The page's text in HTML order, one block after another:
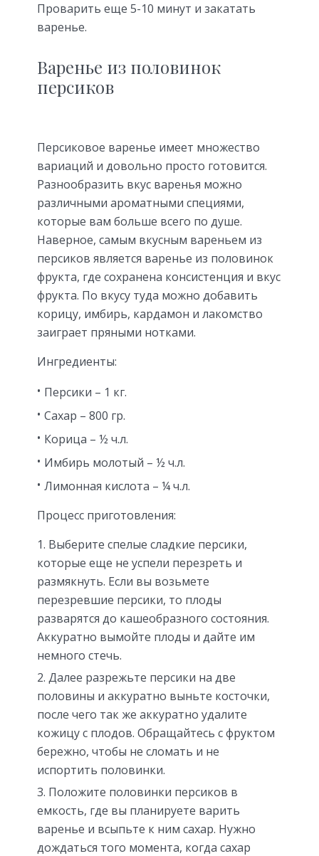
Проварить еще 5-10 минут и закатать
варенье.
Варенье из половинок
персиков
Персиковое варенье имеет множество
вариаций и довольно просто готовится.
Разнообразить вкус варенья можно
различными ароматными специями,
которые вам больше всего по душе.
Наверное, самым вкусным вареньем из
персиков является варенье из половинок
фрукта, где сохранена консистенция и вкус
фрукта. По вкусу туда можно добавить
корицу, имбирь, кардамон и лакомство
заиграет пряными нотками.
Ингредиенты:
Персики – 1 кг.
Сахар – 800 гр.
Корица – ½ ч.л.
Имбирь молотый – ½ ч.л.
Лимонная кислота – ¼ ч.л.
Процесс приготовления:
Выберите спелые сладкие персики,
которые еще не успели перезреть и
размякнуть. Если вы возьмете
перезревшие персики, то плоды
разварятся до кашеобразного состояния.
Аккуратно вымойте плоды и дайте им
немного стечь.
Далее разрежьте персики на две
половины и аккуратно выньте косточки,
после чего так же аккуратно удалите
кожицу с плодов. Обращайтесь с фруктом
бережно, чтобы не сломать и не
испортить половинки.
Положите половинки персиков в
емкость, где вы планируете варить
варенье и всыпьте к ним сахар. Нужно
дождаться того момента, когда сахар